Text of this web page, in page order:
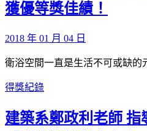
獲優等獎佳績！
2018 年 01 月 04 日
衛浴空間一直是生活不可或缺的
得獎紀錄
建築系鄭政利老師 指